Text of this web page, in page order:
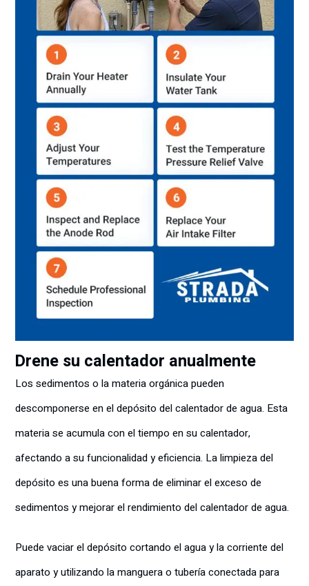
Drene su calentador anualmente
Los sedimentos o la materia orgánica pueden
descomponerse en el depósito del calentador de agua. Esta
materia se acumula con el tiempo en su calentador,
afectando a su funcionalidad y eficiencia. La limpieza del
depósito es una buena forma de eliminar el exceso de
sedimentos y mejorar el rendimiento del calentador de agua.
Puede vaciar el depósito cortando el agua y la corriente del
aparato y utilizando la manguera o tubería conectada para